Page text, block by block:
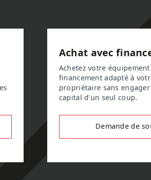
Achat avec
Achetez votre
financement adapté à
propriétaire sans
capital d'un seul coup.
Demande de